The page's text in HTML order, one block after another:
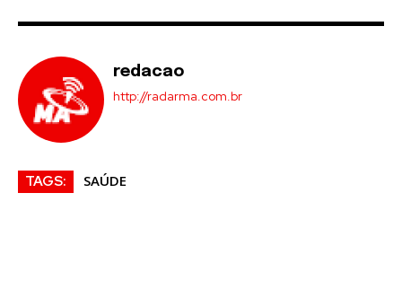
redacao
http://radarma.com.br
TAGS: SAÚDE